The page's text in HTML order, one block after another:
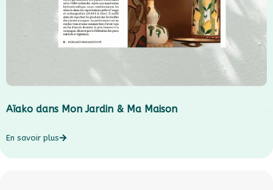
Aïako dans Mon Jardin & Ma Maison
En savoir plus